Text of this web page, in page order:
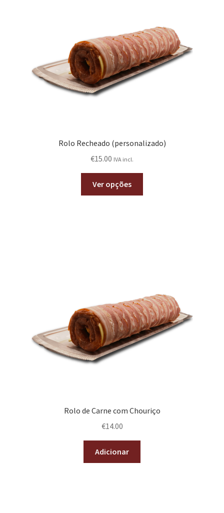
Rolo Recheado (personalizado)
€15.00 IVA incl.
Ver opções
Rolo de Carne com Chouriço
€14.00
Adicionar